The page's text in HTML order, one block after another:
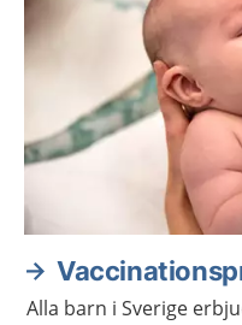
Alla barn i Sverige